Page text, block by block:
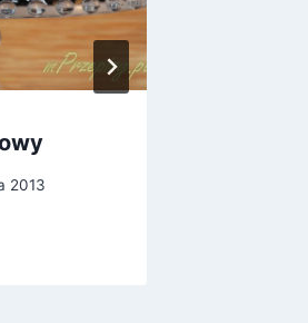
2013